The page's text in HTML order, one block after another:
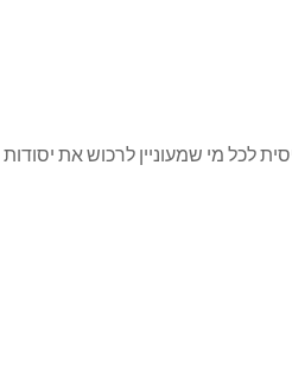
לכל מי שמעוניין לרכוש את